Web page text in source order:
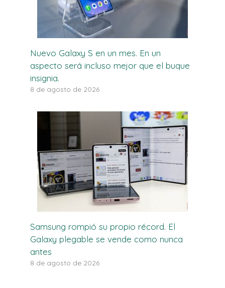
Nuevo Galaxy S en un mes. En un
aspecto será incluso mejor que el buque
insignia.
8 de agosto de 2026
Samsung rompió su propio récord. El
Galaxy plegable se vende como nunca
antes
8 de agosto de 2026